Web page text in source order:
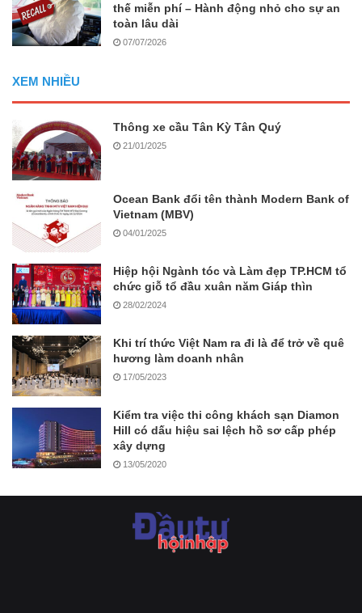
thế miễn phí – Hành động nhỏ cho sự an
toàn lâu dài
07/07/2026
XEM NHIỀU
Thông xe cầu Tân Kỳ Tân Quý
21/01/2025
Ocean Bank đổi tên thành Modern Bank of
Vietnam (MBV)
04/01/2025
Hiệp hội Ngành tóc và Làm đẹp TP.HCM tổ
chức giỗ tổ đầu xuân năm Giáp thìn
28/02/2024
Khi trí thức Việt Nam ra đi là để trở về quê
hương làm doanh nhân
17/05/2023
Kiểm tra việc thi công khách sạn Diamon
Hill có dấu hiệu sai lệch hồ sơ cấp phép
xây dựng
13/05/2020